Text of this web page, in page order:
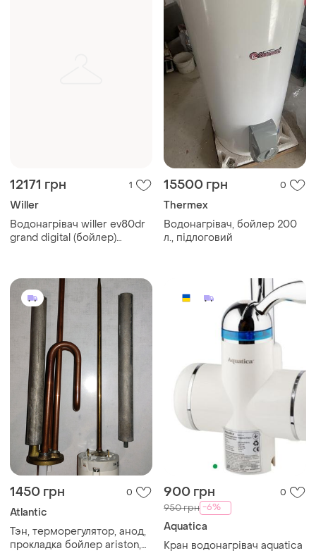
12171 грн 1
Willer
Водонагрівач willer ev80dr
grand digital (бойлер)
"сухий"
15500 грн 0
Thermex
Водонагрівач, бойлер 200
л., підлоговий
1450 грн 0
Atlantic
Тэн, терморегулятор, анод,
прокладка бойлер ariston,
900 грн 0
950 грн -6%
Aquatica
Кран водонагрівач aquatica